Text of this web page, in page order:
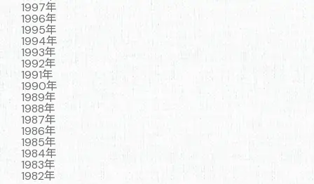
1997年
1996年
1995年
1994年
1993年
1992年
1991年
1990年
1989年
1988年
1987年
1986年
1985年
1984年
1983年
1982年